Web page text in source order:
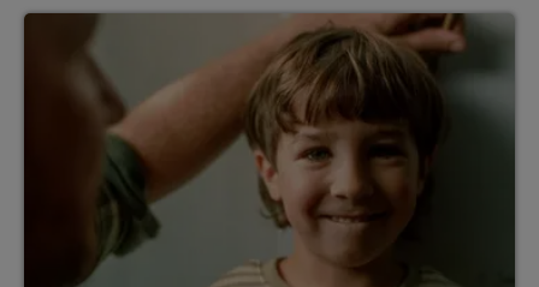
Regionale Hauskaufberater